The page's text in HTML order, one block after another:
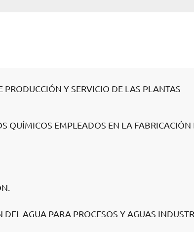
PRODUCCIÓN Y SERVICIO DE LAS PLANTAS
QUÍMICOS EMPLEADOS EN LA FABRICACIÓN
AGUA PARA PROCESOS Y AGUAS